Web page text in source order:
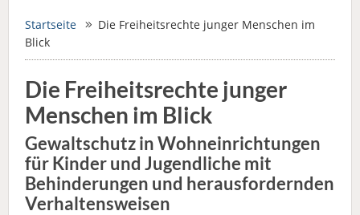
Startseite
Die Freiheitsrechte junger Menschen im
Blick
Die Freiheitsrechte junger
Menschen im Blick
Gewaltschutz in Wohneinrichtungen
für Kinder und Jugendliche mit
Behinderungen und herausfordernden
Verhaltensweisen